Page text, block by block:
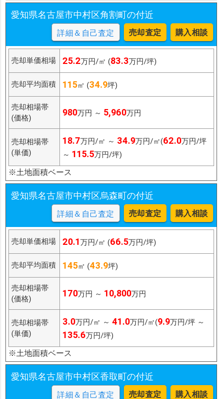
愛知県名古屋市中村区角割町の付近
詳細＆自己査定 売却査定 購入相談
売却単価相場 25.2万円/㎡ (83.3万円/坪)
売却平均面積 115㎡ (34.9坪)
売却相場帯
(価格)
980万円 ～ 5,960万円
売却相場帯
(単価)
18.7万円/㎡ ～ 34.9万円/㎡(62.0万円/坪
～ 115.5万円/坪)
※土地面積ベース
愛知県名古屋市中村区烏森町の付近
詳細＆自己査定 売却査定 購入相談
売却単価相場 20.1万円/㎡ (66.5万円/坪)
売却平均面積 145㎡ (43.9坪)
売却相場帯
(価格)
170万円 ～ 10,800万円
売却相場帯
(単価)
3.0万円/㎡ ～ 41.0万円/㎡(9.9万円/坪 ～
135.6万円/坪)
※土地面積ベース
愛知県名古屋市中村区香取町の付近
詳細＆自己査定 売却査定 購入相談